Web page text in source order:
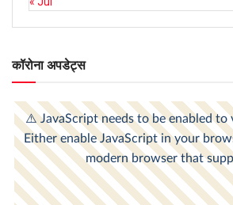
कॉरोना अपडेट्स